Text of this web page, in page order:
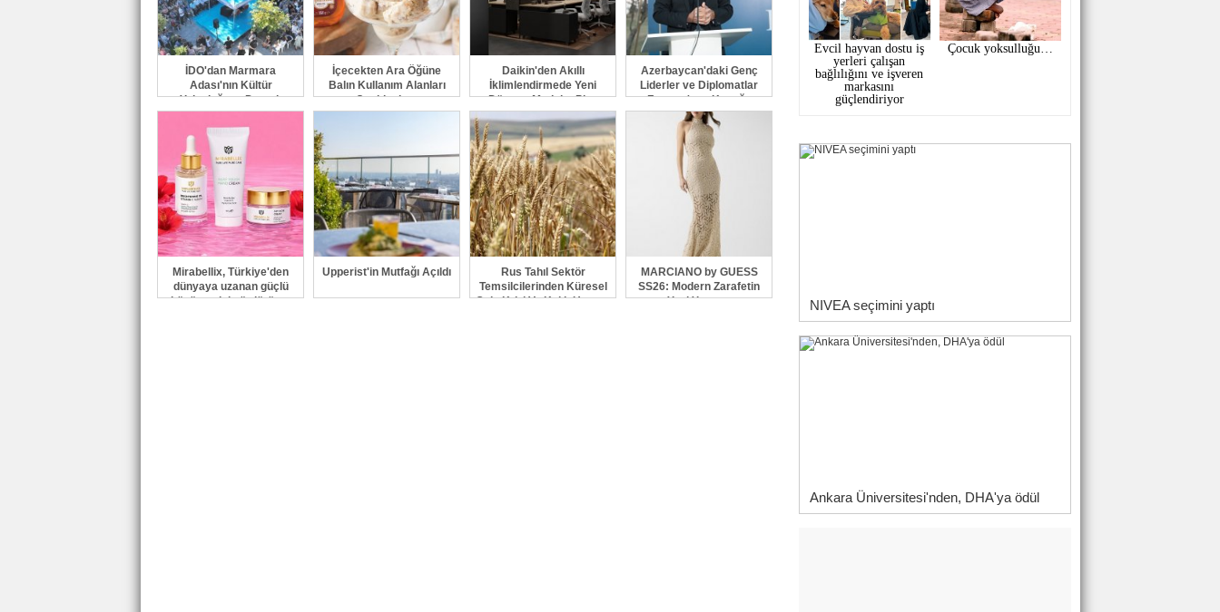
İDO'dan Marmara
Adası'nın Kültür
Yolculuğuna Destek
İçecekten Ara Öğüne
Balın Kullanım Alanları
Çeşitleniyor
Daikin'den Akıllı
İklimlendirmede Yeni
Dönem: Madoka Plus
Türkiye'de
Azerbaycan'daki Genç
Liderler ve Diplomatlar
Forumu'nun Konuğu
Mentör ve Akademisyen
Fatih Elibol Oldu
Mirabellix, Türkiye'den
dünyaya uzanan güçlü
büyümesini sürdürüyor
Upperist'in Mutfağı Açıldı
Rus Tahıl Sektör
Temsilcilerinden Küresel
Gıda Krizi Ve Kıtlık Uyarısı
MARCIANO by GUESS
SS26: Modern Zarafetin
Yeni Yorumu
Evcil hayvan dostu iş
yerleri çalışan
bağlılığını ve işveren
markasını
güçlendiriyor
Çocuk yoksulluğu…
NIVEA seçimini yaptı
Ankara Üniversitesi'nden, DHA'ya ödül